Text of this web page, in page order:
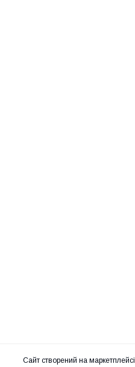
Сайт створений на маркетплейсі